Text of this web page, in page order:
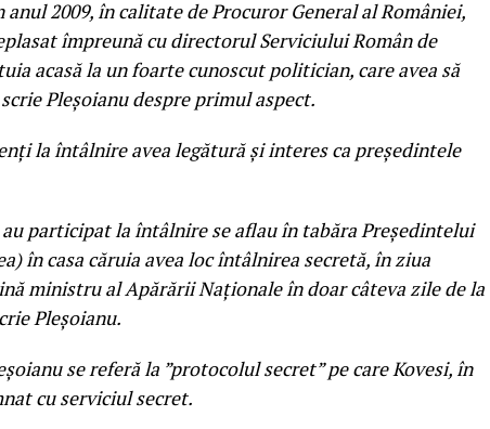
2009, în calitate de Procuror General al României,
împreună cu directorul Serviciului Român de
acasă la un foarte cunoscut politician, care avea să
Pleșoianu despre primul aspect.
la întâlnire avea legătură și interes ca președintele
participat la întâlnire se aflau în tabăra Președintelui
în casa căruia avea loc întâlnirea secretă, în ziua
ministru al Apărării Naționale în doar câteva zile de la
Pleșoianu.
se referă la ”protocolul secret” pe care Kovesi, în
cu serviciul secret.